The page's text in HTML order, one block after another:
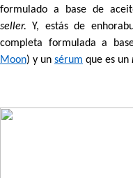
formulado a base de
seller. Y, estás de
completa formulada a
Moon) y un sérum que es un